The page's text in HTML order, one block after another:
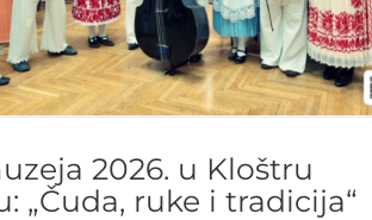
2026. u Kloštru
„Čuda, ruke i tradicija“